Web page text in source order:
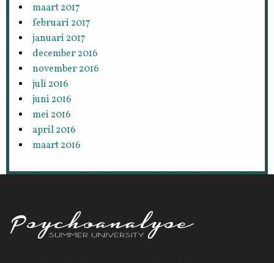
maart 2017
februari 2017
januari 2017
december 2016
november 2016
juli 2016
juni 2016
mei 2016
april 2016
maart 2016